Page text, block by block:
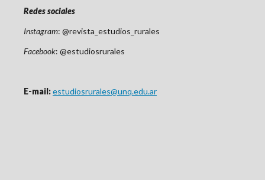
Redes sociales
Instagram: @revista_estudios_rurales
Facebook: @estudiosrurales
E-mail:estudiosrurales@unq.edu.ar